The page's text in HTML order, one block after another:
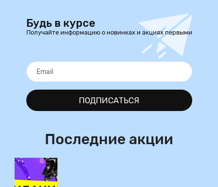
Будь в курсе
Получайте информацию о новинках и акциях первыми
ПОДПИСАТЬСЯ
Последние акции